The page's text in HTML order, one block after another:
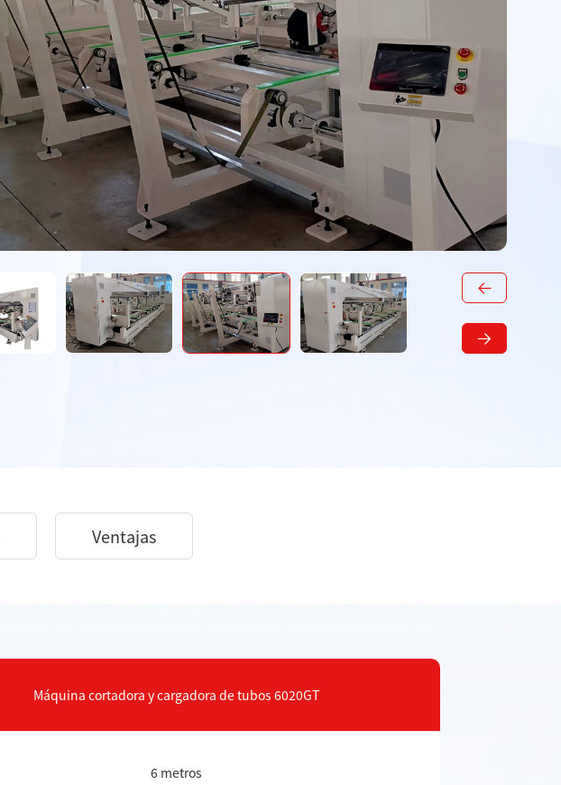
Cinta transportadora de
tubos de acero
Paletizadora y
empacadora de tubos
de acero
Paletizador de tubos de
acero
Ventajas
Máquina cortadora y cargadora de tubos 6020GT
6 metros